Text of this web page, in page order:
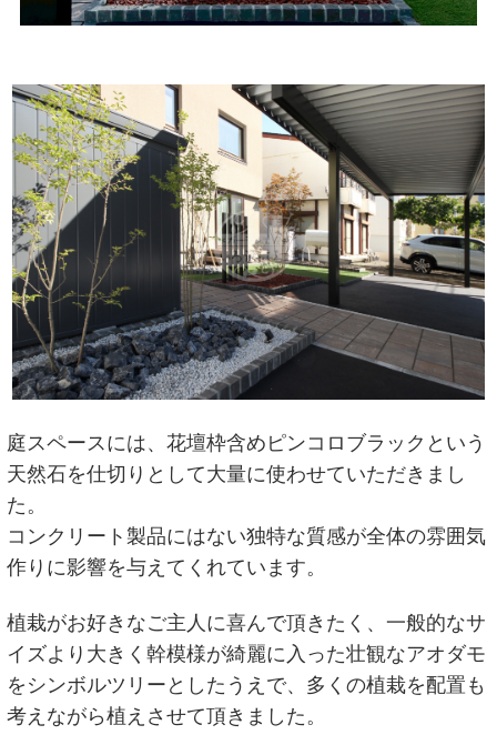
庭スペースには、花壇枠含めピンコロブラックという
天然石を仕切りとして大量に使わせていただきまし
た。
コンクリート製品にはない独特な質感が全体の雰囲気
作りに影響を与えてくれています。
植栽がお好きなご主人に喜んで頂きたく、一般的なサ
イズより大きく幹模様が綺麗に入った壮観なアオダモ
をシンボルツリーとしたうえで、多くの植栽を配置も
考えながら植えさせて頂きました。